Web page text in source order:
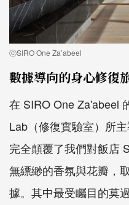
ⓒSIRO One Za’abeel
數據導向的身心修復
在 SIRO One Za'abeel
Lab（修復實驗室）所
完全顛覆了我們對飯
無縹緲的香氛與花瓣，
據。其中最受矚目的莫